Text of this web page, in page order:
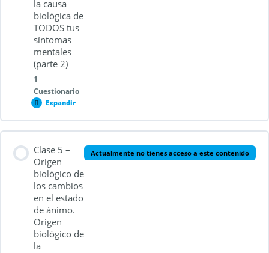
Cuestionario 2.3
la causa
biológica de
TODOS tus
síntomas
mentales
(parte 2)
1
Cuestionario
Expandir
Cuestionario 2.4
Clase 5 –
Origen
biológico de
los cambios
en el estado
de ánimo.
Origen
biológico de
la
Actualmente no tienes acceso a este contenido